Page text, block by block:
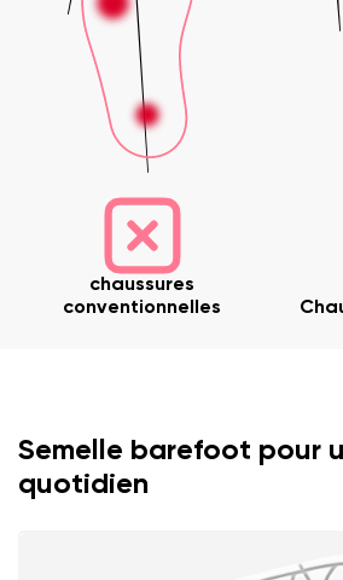
chaussures
conventionnelles
Semelle barefoot pour
quotidien